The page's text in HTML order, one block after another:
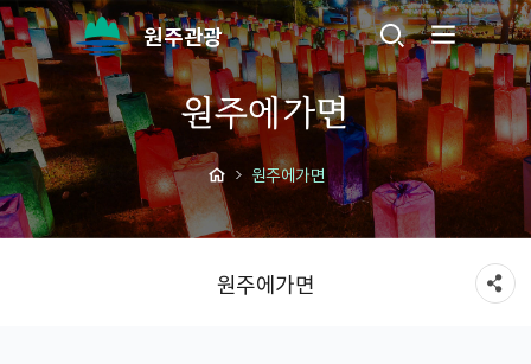
원주관광
원주에가면
원주에가면
원주에가면